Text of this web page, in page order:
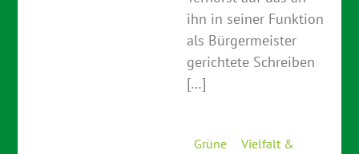
ihn in seiner Funktion
als Bürgermeister
gerichtete Schreiben
[…]
Grüne
Vielfalt &